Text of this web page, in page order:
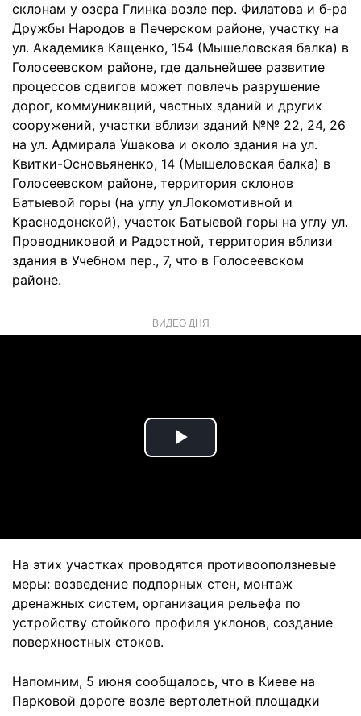
склонам у озера Глинка возле пер. Филатова и б-ра
Дружбы Народов в Печерском районе, участку на
ул. Академика Кащенко, 154 (Мышеловская балка) в
Голосеевском районе, где дальнейшее развитие
процессов сдвигов может повлечь разрушение
дорог, коммуникаций, частных зданий и других
сооружений, участки вблизи зданий №№ 22, 24, 26
на ул. Адмирала Ушакова и около здания на ул.
Квитки-Основьяненко, 14 (Мышеловская балка) в
Голосеевском районе, территория склонов
Батыевой горы (на углу ул.Локомотивной и
Краснодонской), участок Батыевой горы на углу ул.
Проводниковой и Радостной, территория вблизи
здания в Учебном пер., 7, что в Голосеевском
районе.
ВИДЕО ДНЯ
Play
На этих участках проводятся противооползневые
меры: возведение подпорных стен, монтаж
дренажных систем, организация рельефа по
устройству стойкого профиля уклонов, создание
поверхностных стоков.
Напомним, 5 июня сообщалось, что в Киеве на
Парковой дороге возле вертолетной площадки